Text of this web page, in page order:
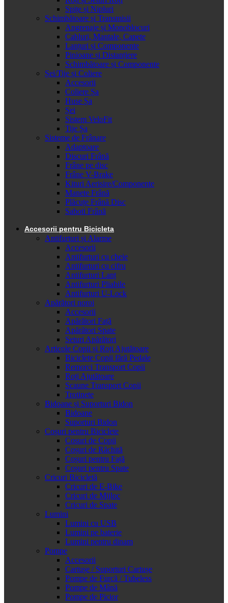
Spițe și Nipluri
Schimbătoare și Transmisii
Angrenaje și Monoblocuri
Cabluri, Mantale, Capete
Lanțuri și Componente
Pinioane și Distanțiere
Schimbătoare și Componente
Șei/Tije și Coliere
Accesorii
Coliere Șa
Huse Șa
Șei
Sistem VeloFit
Tije Șa
Sisteme de Frânare
Adaptoare
Discuri Frână
Frâne pe disc
Frâne V-Brake
Kituri Aerisire/Componente
Manete Frână
Plăcuțe Frână Disc
Saboti Frână
Accesorii pentru Bicicleta
Antifurturi și Alarme
Accesorii
Antifurturi cu cheie
Antifurturi cu cifru
Antifurturi Lanț
Antifurturi Pliabile
Antifurturi U-Lock
Apărători noroi
Accesorii
Apărători Față
Apărători Spate
Seturi Apărători
Articole Copii și Roți Ajutătoare
Biciclete Copii fără Pedale
Remorci Transport Copii
Roți Ajutătoare
Scaune Transport Copii
Trotinete
Bidoane și Suporturi Bidon
Bidoane
Suporturi Bidon
Coșuri pentru Biciclete
Cosuri de Copii
Coșuri de Răchită
Coșuri pentru Față
Coșuri pentru Spate
Cricuri Bicicletă
Cricuri de E-Bike
Cricuri de Mijloc
Cricuri de Spate
Lumini
Lumini cu USB
Lumini pe baterie
Lumini pentru dinam
Pompe
Accesorii
Cartușe / Suporturi Cartușe
Pompe de Furcă / Tubeless
Pompe de Mână
Pompe de Picior